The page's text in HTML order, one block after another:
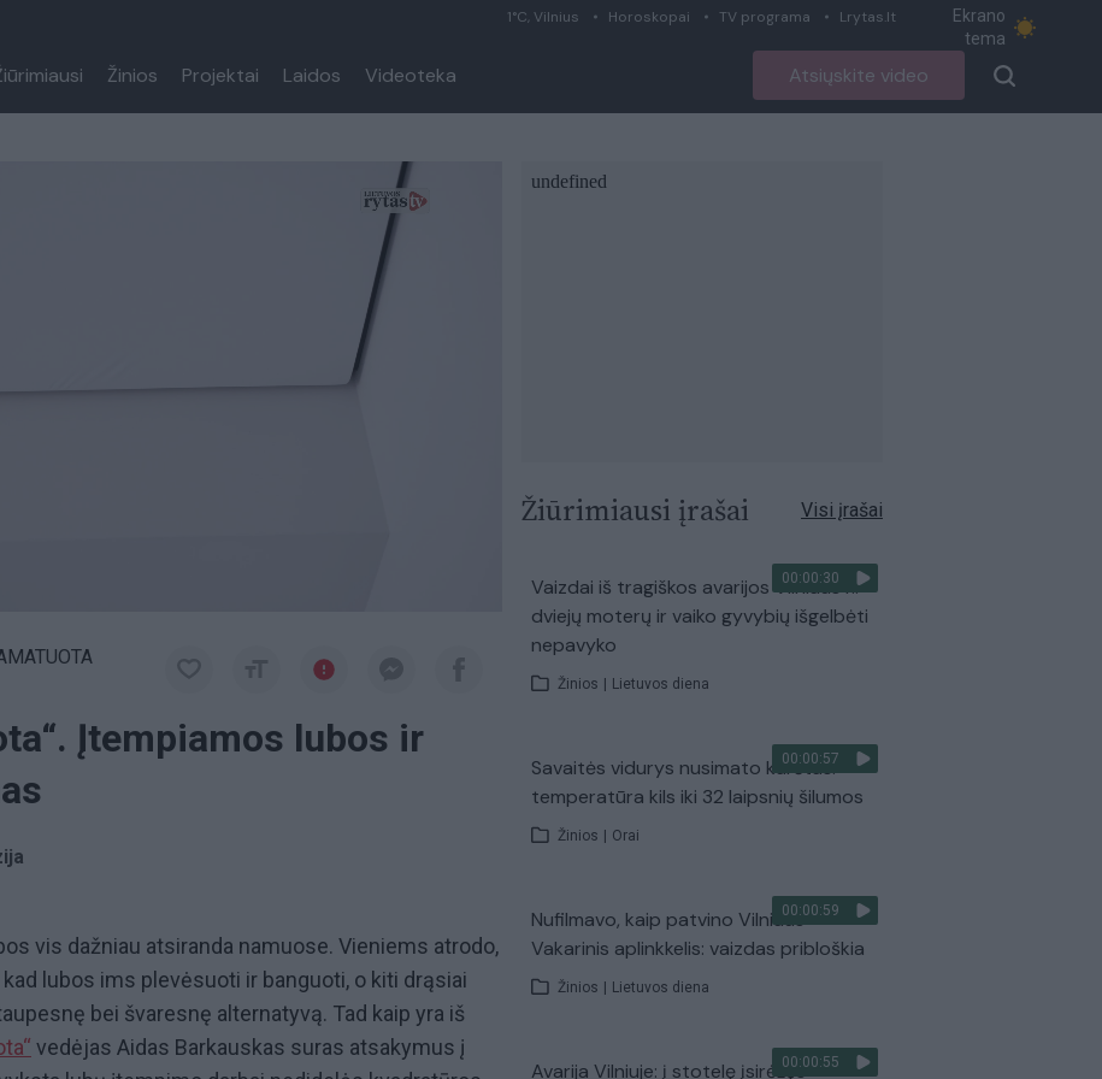
1°C, Vilnius Horoskopai TV programa Lrytas.lt
Ekrano
tema
Žinios Projektai Laidos Videoteka Atsiųskite video
Įtempiamos lubos ir
vis dažniau atsiranda namuose. Vieniems atrodo,
lubos ims plevėsuoti ir banguoti, o kiti drąsiai
bei švaresnę alternatyvą. Tad kaip yra iš
vedėjas Aidas Barkauskas suras atsakymus į
Žiūrimiausi įrašai Visi įrašai
00:00:30
Vaizdai iš tragiškos avarijos Vilniaus r.:
dviejų moterų ir vaiko gyvybių išgelbėti
nepavyko
Žinios Lietuvos diena
00:00:57
Savaitės vidurys nusimato karštas:
temperatūra kils iki 32 laipsnių šilumos
Žinios Orai
00:00:59
Nufilmavo, kaip patvino Vilniaus
Vakarinis aplinkkelis: vaizdas pribloškia
Žinios Lietuvos diena
00:00:55
Avarija Vilniuje: į stotelę įsirėžęs